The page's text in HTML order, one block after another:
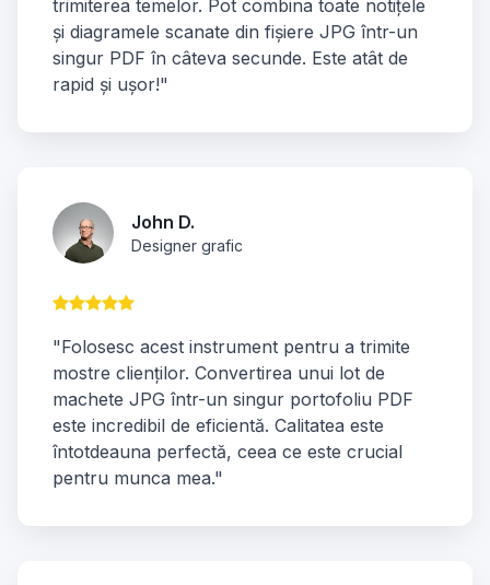
trimiterea temelor. Pot combina toate notițele
și diagramele scanate din fișiere JPG într-un
singur PDF în câteva secunde. Este atât de
rapid și ușor!"
John D.
Designer grafic
"Folosesc acest instrument pentru a trimite
mostre clienților. Convertirea unui lot de
machete JPG într-un singur portofoliu PDF
este incredibil de eficientă. Calitatea este
întotdeauna perfectă, ceea ce este crucial
pentru munca mea."